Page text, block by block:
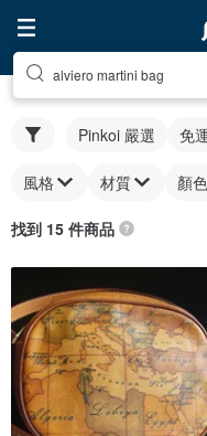
alviero martini bag
Pinkoi 嚴選 免
風格 材質 顏色
找到 15 件商品